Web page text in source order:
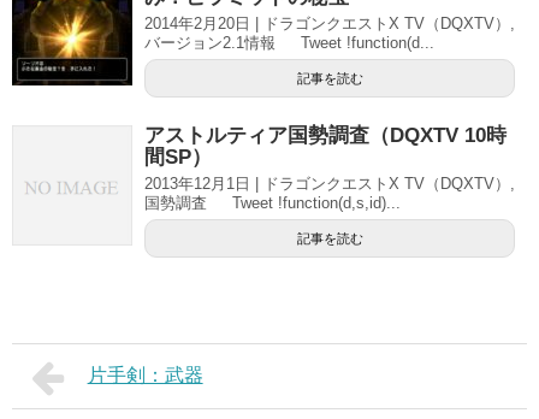
2014年2月20日 | ドラゴンクエストX TV（DQXTV）,
バージョン2.1情報 Tweet !function(d...
記事を読む
アストルティア国勢調査（DQXTV 10時
間SP）
2013年12月1日 | ドラゴンクエストX TV（DQXTV）,
国勢調査 Tweet !function(d,s,id)...
記事を読む
片手剣：武器